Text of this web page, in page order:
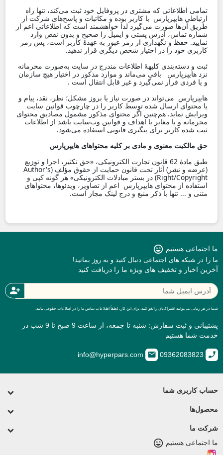
تمامی اطلاعاتی که مشتری در پروفایل خود ثبت می‌کند، تنها راه
ارتباطی هایپرپارس با کاربر بوده و مکاتبات و پاسخ‌های شرکت از
طریق آن‌ها صورت می‌گیرد لذا خواهشمند است که اطلاعاتی اعم از
شماره تماس، آدرس پستی و ایمیل را صحیح و بدون نقص وارد
نمایید. حفظ و نگهداری از رمز عبور به عهدۀ کاربر است، پس رمز
کاربری خود را در اختیار شخص دیگری قرار ندهید.
ثبت و دسته‌بندی کلیهۀ اطلاعات مندرج در سایت به‌صورت محرمانه
نزد هایپرپارس باقی‌ می‌ماند و موارد مذکور در اختیار هیچ سازمان
و یا فردی قرار نمی‌گیرد و غیر قابل‌ انتقال است .
هایپرپارس می‌تواند در صورت نیاز یا بروز مشکل؛ نظر، نقد، پیام و
یا محتوای ارسال‌ شده توسط کاربر را در چارچوب قوانین سایت
ویرایش نماید. هم‌چنین اگر محتوای مذکور مشمول مصادیق محتوای
مجرمانه و یا مغایر با اهداف و قوانین وب‌سایت باشد از اطلاعات
ثبت‌ شده کاربر برای پیگیری قانونی استفاده می‌شود.
حق مالکیت معنوی و مادی بر کلیه محتواهای هایپرپارس
طبق مادۀ 62 قانون تجارت الکترونیکی، «حق تکثیر، اجرا و توزیع
(‌عرضه و نشر) آثار تحت قانون حمایت از حقوق مؤلف (Author's
Right/Copyright) در بستر مبادلات الکترونیکی» هر گونه کپی و
استفاده از محتوای هایپرپارس اعم از تصاویر، ویدئوها، محتواهای
متنی و ... تنها با ذکر منبع و درج لینک مجاز است.
ما اجتماعی هستیم sentiment_very_satisfied
ما را در شبکه های اجتماعی دنبال کنید و به روز بمانید!
آخرین اخبار و تخفیف های ویژه ما را دریافت کنید
person_add
شما در هر زمانی می‌توانید اشتراک‌تان را لغو کنید. برای این کار، لطفاً اطلاعات تماس ما را در اطلاعات حقوقی بیابید.
پشتیبانی و ثبت سفارش: شنبه تا جمعه، از ساعت 9 صبح تا 9 شب در
خدمت شما هستیم
call
09362083823
email
حساب کاربری شما
محصول‌ها
شرکت ما
ما اجتماعی هستیم sentiment_very_satisfied